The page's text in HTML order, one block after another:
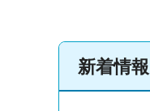
新着情報